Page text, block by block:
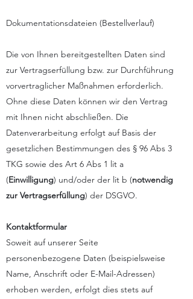
Dokumentationsdateien (Bestellverlauf)
Die von Ihnen bereitgestellten Daten sind
zur Vertragserfüllung bzw. zur Durchführung
vorvertraglicher Maßnahmen erforderlich.
Ohne diese Daten können wir den Vertrag
mit Ihnen nicht abschließen. Die
Datenverarbeitung erfolgt auf Basis der
gesetzlichen Bestimmungen des § 96 Abs 3
TKG sowie des Art 6 Abs 1 lit a
(Einwilligung) und/oder der lit b (notwendig
zur Vertragserfüllung) der DSGVO.
Kontaktformular
Soweit auf unserer Seite
personenbezogene Daten (beispielsweise
Name, Anschrift oder E-Mail-Adressen)
erhoben werden, erfolgt dies stets auf